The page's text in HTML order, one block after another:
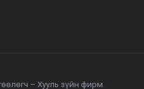
– Хууль зүйн фирм.